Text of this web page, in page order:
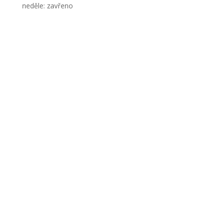
neděle: zavřeno